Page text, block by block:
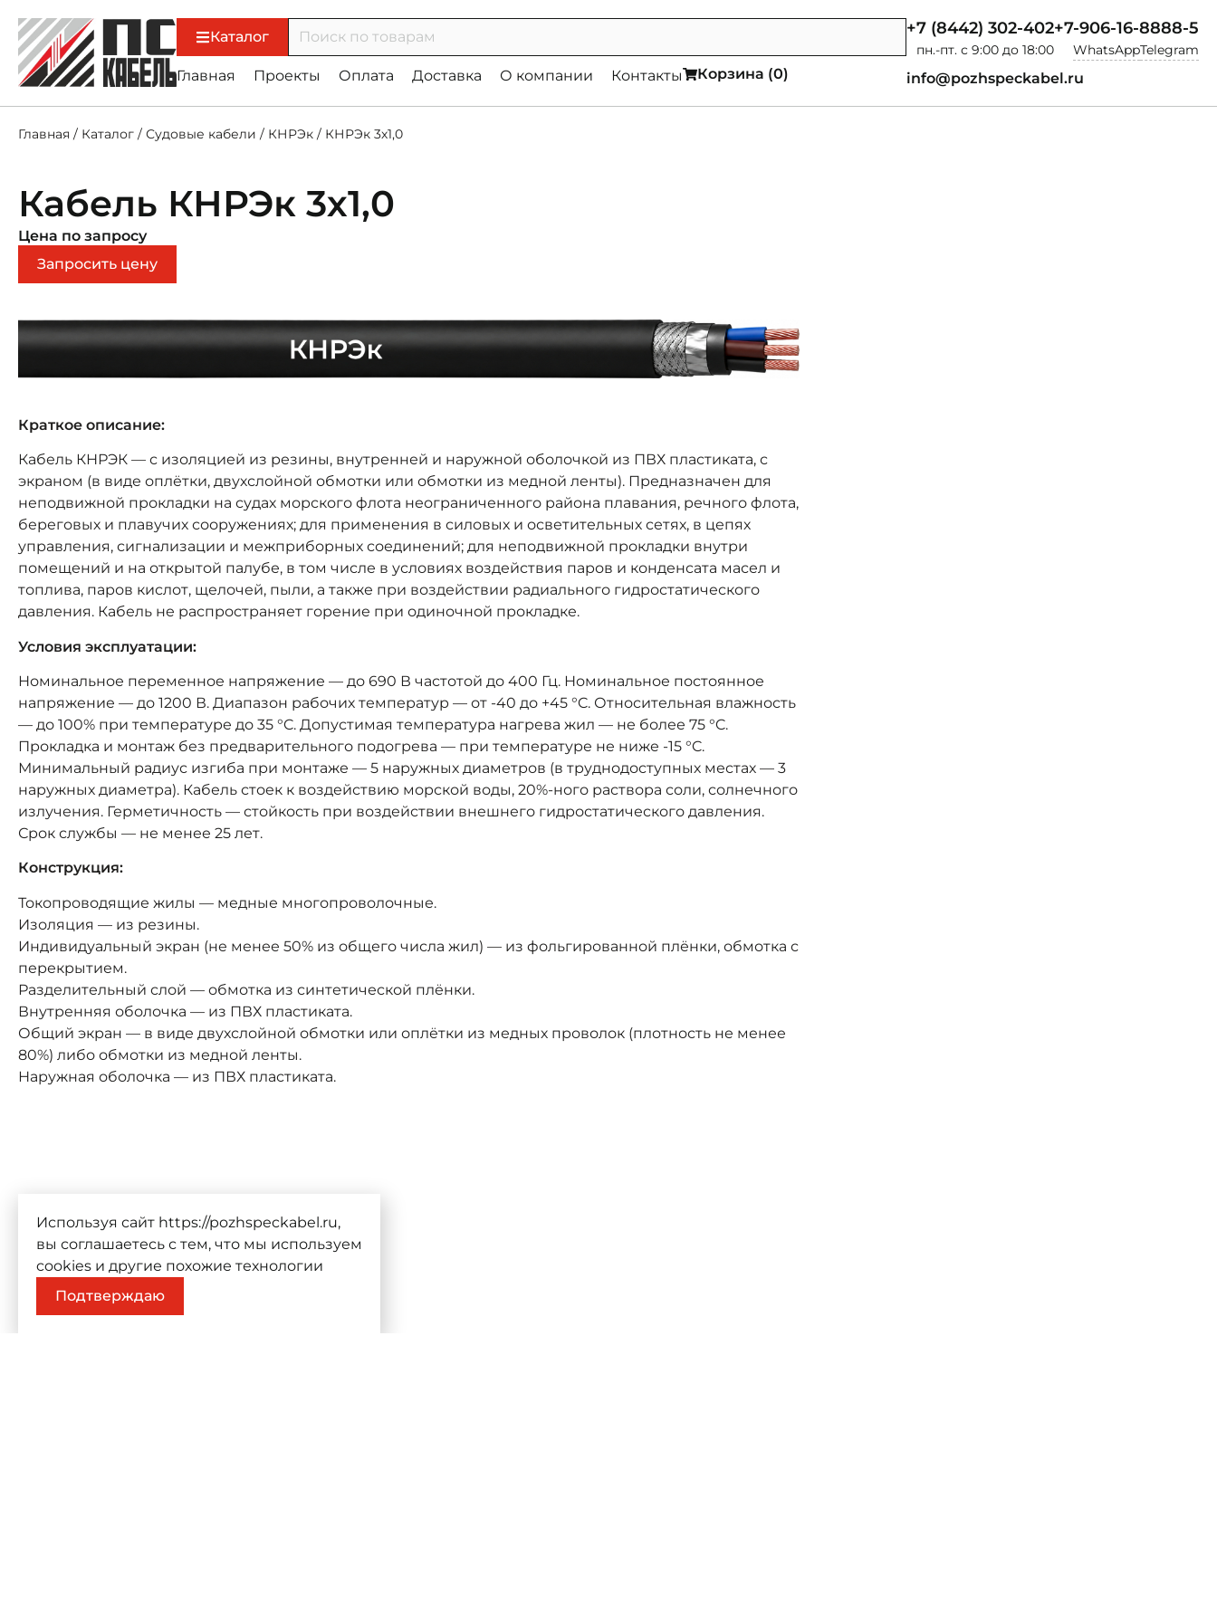
Каталог
Главная Проекты Оплата Доставка О компании Контакты Корзина (0)
+7 (8442) 302-402
пн.-пт. с 9:00 до 18:00
+7-906-16-8888-5
WhatsAppTelegram
info@pozhspeckabel.ru
Главная / Каталог / Судовые кабели / КНРЭк / КНРЭк 3х1,0
Кабель КНРЭк 3х1,0
Цена по запросу
Запросить цену
Краткое описание:
Кабель КНРЭК — с изоляцией из резины, внутренней и наружной оболочкой из ПВХ пластиката, с
экраном (в виде оплётки, двухслойной обмотки или обмотки из медной ленты). Предназначен для
неподвижной прокладки на судах морского флота неограниченного района плавания, речного флота,
береговых и плавучих сооружениях; для применения в силовых и осветительных сетях, в цепях
управления, сигнализации и межприборных соединений; для неподвижной прокладки внутри
помещений и на открытой палубе, в том числе в условиях воздействия паров и конденсата масел и
топлива, паров кислот, щелочей, пыли, а также при воздействии радиального гидростатического
давления. Кабель не распространяет горение при одиночной прокладке.
Условия эксплуатации:
Номинальное переменное напряжение — до 690 В частотой до 400 Гц. Номинальное постоянное
напряжение — до 1200 В. Диапазон рабочих температур — от -40 до +45 °C. Относительная влажность
— до 100% при температуре до 35 °C. Допустимая температура нагрева жил — не более 75 °C.
Прокладка и монтаж без предварительного подогрева — при температуре не ниже -15 °C.
Минимальный радиус изгиба при монтаже — 5 наружных диаметров (в труднодоступных местах — 3
наружных диаметра). Кабель стоек к воздействию морской воды, 20%-ного раствора соли, солнечного
излучения. Герметичность — стойкость при воздействии внешнего гидростатического давления.
Срок службы — не менее 25 лет.
Конструкция:
Токопроводящие жилы — медные многопроволочные.
Изоляция — из резины.
Индивидуальный экран (не менее 50% из общего числа жил) — из фольгированной плёнки, обмотка с
перекрытием.
Разделительный слой — обмотка из синтетической плёнки.
Внутренняя оболочка — из ПВХ пластиката.
Общий экран — в виде двухслойной обмотки или оплётки из медных проволок (плотность не менее
80%) либо обмотки из медной ленты.
Наружная оболочка — из ПВХ пластиката.
Используя сайт https://pozhspeckabel.ru,
вы соглашаетесь с тем, что мы используем
cookies и другие похожие технологии
Подтверждаю